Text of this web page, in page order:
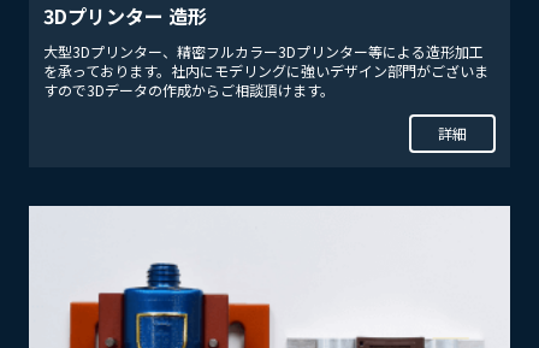
3Dプリンター 造形
大型3Dプリンター、精密フルカラー3Dプリンター等による造形加工
を承っております。社内にモデリングに強いデザイン部門がございま
すので3Dデータの作成からご相談頂けます。
詳細